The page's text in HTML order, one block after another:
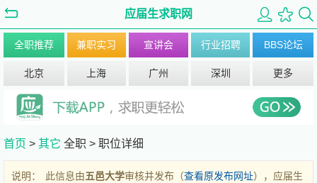
应届生求职网
全职推荐 兼职实习 宣讲会 行业招聘 BBS论坛
北京 上海 广州 深圳 更多
首页 > 其它 全职 > 职位详细
说明： 此信息由五邑大学审核并发布（查看原发布网址），应届生